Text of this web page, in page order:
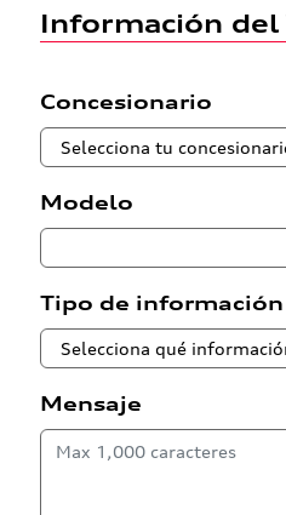
Información del
Concesionario
Modelo
Tipo de
Mensaje